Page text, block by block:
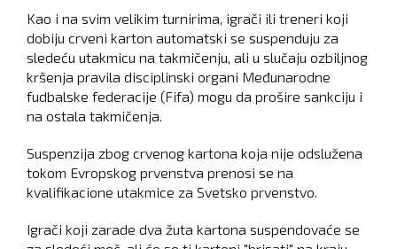
Kao i na svim velikim turnirima, igrači ili treneri koji
dobiju crveni karton automatski se suspenduju za
sledeću utakmicu na takmičenju, ali u slučaju ozbiljnog
kršenja pravila disciplinski organi Međunarodne
fudbalske federacije (Fifa) mogu da prošire sankciju i
na ostala takmičenja.
Suspenzija zbog crvenog kartona koja nije odslužena
tokom Evropskog prvenstva prenosi se na
kvalifikacione utakmice za Svetsko prvenstvo.
Igrači koji zarade dva žuta kartona suspendovaće se